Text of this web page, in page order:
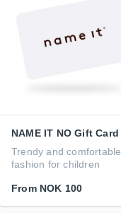
NAME IT NO Gift Card
Trendy and comfortable
fashion for children
From NOK 100